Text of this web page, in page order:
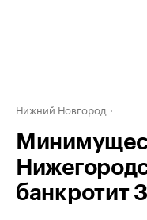
Нижний Новгород
банкротит